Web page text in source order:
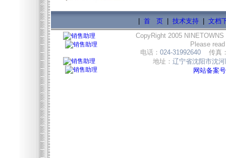
首 页| 技术支持| 文档
CopyRight 2005 NINETOWNS
Please
电话： 024-31992640 传真
地址： 辽宁省沈阳市沈
网站备案